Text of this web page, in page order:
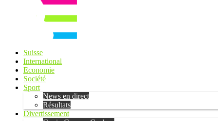
Suisse
International
Economie
Société
Sport
News en direct
Résultats
Divertissement